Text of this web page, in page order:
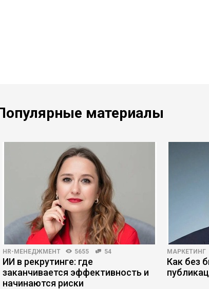
материалы
HR-МЕНЕДЖМЕНТ 5655 54
ИИ в рекрутинге: где
заканчивается эффективность и
начинаются риски
МАРКЕТИНГ
Как без